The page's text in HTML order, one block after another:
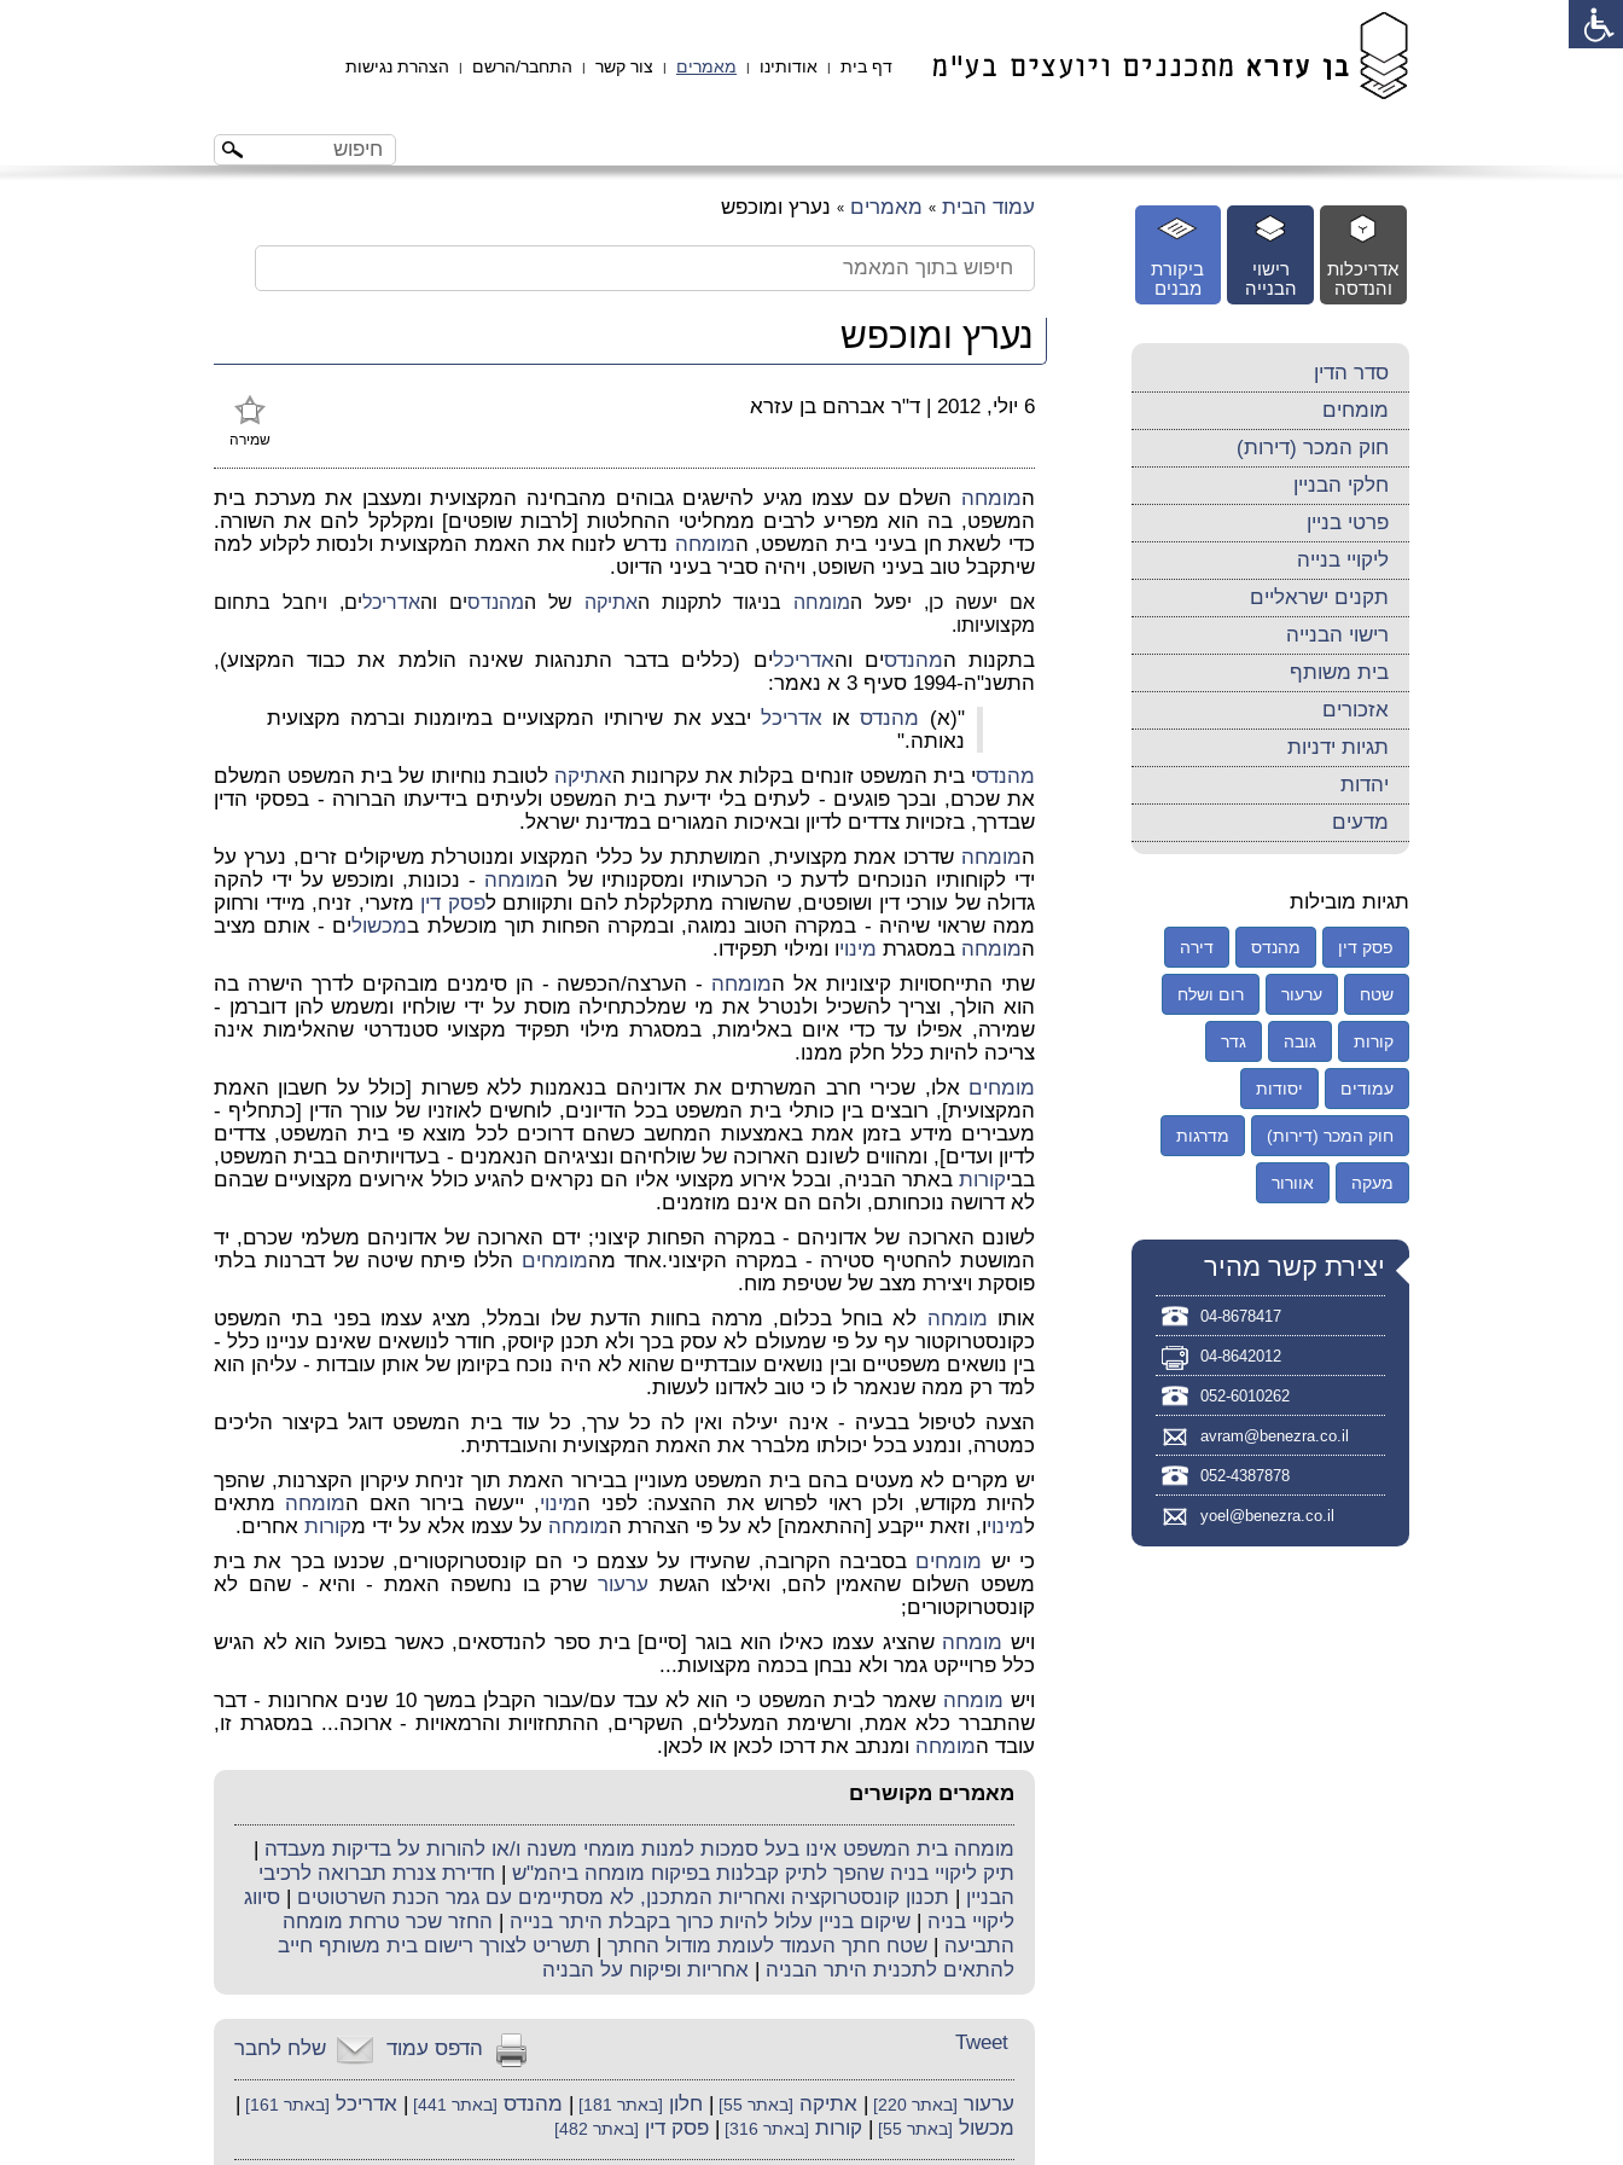
דף בית | אודותינו | מאמרים | צור קשר | התחבר/הרשם | הצהרת נגישות
עמוד הבית » מאמרים » נערץ ומוכפש
נערץ ומוכפש
שמירה
6 יולי, 2012 | ד"ר אברהם בן עזרא
המומחה השלם עם עצמו מגיע להישגים גבוהים מהבחינה המקצועית ומעצבן את מערכת בית
המשפט, בה הוא מפריע לרבים ממחליטי ההחלטות [לרבות שופטים] ומקלקל להם את השורה.
כדי לשאת חן בעיני בית המשפט, המומחה נדרש לזנוח את האמת המקצועית ולנסות לקלוע למה
שיתקבל טוב בעיני השופט, ויהיה סביר בעיני הדיוט.
אם יעשה כן, יפעל המומחה בניגוד לתקנות האתיקה של המהנדסים והאדריכלים, ויחבל בתחום
מקצועיותו.
בתקנות המהנדסים והאדריכלים (כללים בדבר התנהגות שאינה הולמת את כבוד המקצוע),
התשנ"ה-1994 סעיף 3 א נאמר:
"(א) מהנדסאואדריכל יבצע את שירותיו המקצועיים במיומנות וברמה מקצועית
נאותה."
מהנדסי בית המשפט זונחים בקלות את עקרונות האתיקה לטובת נוחיותו של בית המשפט המשלם
את שכרם, ובכך פוגעים - לעתים בלי ידיעת בית המשפט ולעיתים בידיעתו הברורה - בפסקי הדין
שבדרך, בזכויות צדדים לדיון ובאיכות המגורים במדינת ישראל.
המומחה שדרכו אמת מקצועית, המושתתת על כללי המקצוע ומנוטרלת משיקולים זרים, נערץ על
ידי לקוחותיו הנוכחים לדעת כי הכרעותיו ומסקנותיו של המומחה - נכונות, ומוכפש על ידי להקה
גדולה של עורכי דין ושופטים, שהשורה מתקלקלת להם ותקוותם לפסק דין מזערי, זניח, מיידי ורחוק
ממה שראוי שיהיה - במקרה הטוב נמוגה, ובמקרה הפחות תוך מוכשלת במכשולים - אותם מציב
המומחה במסגרת מינויו ומילוי תפקידו.
שתי התייחסויות קיצוניות אל המומחה - הערצה/הכפשה - הן סימנים מובהקים לדרך הישרה בה
הוא הולך, וצריך להשכיל ולנטרל את מי שמלכתחילה מוסת על ידי שולחיו ומשמש להן דוברמן -
שמירה, אפילו עד כדי איום באלימות, במסגרת מילוי תפקיד מקצועי סטנדרטי שהאלימות אינה
צריכה להיות כלל חלק ממנו.
מומחים אלו, שכירי חרב המשרתים את אדוניהם בנאמנות ללא פשרות [כולל על חשבון האמת
המקצועית], רובצים בין כותלי בית המשפט בכל הדיונים, לוחשים לאוזניו של עורך הדין [כתחליף -
מעבירים מידע בזמן אמת באמצעות המחשב כשהם דרוכים לכל מוצא פי בית המשפט, צדדים
לדיון ועדים], ומהווים לשונם הארוכה של שולחיהם ונציגיהם הנאמנים - בעדויותיהם בבית המשפט,
בביקורות באתר הבניה, ובכל אירוע מקצועי אליו הם נקראים להגיע כולל אירועים מקצועיים שבהם
לא דרושה נוכחותם, ולהם הם אינם מוזמנים.
לשונם הארוכה של אדוניהם - במקרה הפחות קיצוני; ידם הארוכה של אדוניהם משלמי שכרם, יד
המושטת להחטיף סטירה - במקרה הקיצוני.אחד מהמומחים הללו פיתח שיטה של דברנות בלתי
פוסקת ויצירת מצב של שטיפת מוח.
אותו מומחה לא בוחל בכלום, מרמה בחוות הדעת שלו ובמלל, מציג עצמו בפני בתי המשפט
כקונסטרוקטור עף על פי שמעולם לא עסק בכך ולא תכנן קיוסק, חודר לנושאים שאינם עניינו כלל -
בין נושאים משפטיים ובין נושאים עובדתיים שהוא לא היה נוכח בקיומן של אותן עובדות - עליהן הוא
למד רק ממה שנאמר לו כי טוב לאדונו לעשות.
הצעה לטיפול בבעיה - אינה יעילה ואין לה כל ערך, כל עוד בית המשפט דוגל בקיצור הליכים
כמטרה, ונמנע בכל יכולתו מלברר את האמת המקצועית והעובדתית.
יש מקרים לא מעטים בהם בית המשפט מעוניין בבירור האמת תוך זניחת עיקרון הקצרנות, שהפך
להיות מקודש, ולכן ראוי לפרוש את ההצעה: לפני המינוי, ייעשה בירור האם המומחה מתאים
למינויו, וזאת ייקבע [ההתאמה] לא על פי הצהרת המומחה על עצמו אלא על ידי מקורות אחרים.
כי יש מומחים בסביבה הקרובה, שהעידו על עצמם כי הם קונסטרוקטורים, שכנעו בכך את בית
משפט השלום שהאמין להם, ואילצו הגשת ערעורשרק בו נחשפה האמת - והיא - שהם לא
קונסטרוקטורים;
ויש מומחה שהציג עצמו כאילו הוא בוגר [סיים] בית ספר להנדסאים, כאשר בפועל הוא לא הגיש
כלל פרוייקט גמר ולא נבחן בכמה מקצועות...
ויש מומחה
שאמר לבית המשפט כי הוא לא עבד עם/עבור הקבלן במשך 10 שנים אחרונות - דבר
שהתברר כלא אמת, ורשימת המעללים, השקרים, ההתחזויות והרמאויות - ארוכה... במסגרת זו,
עובד המומחה ומנתב את דרכו לכאן או לכאן.
מאמרים מקושרים
מומחה בית המשפט אינו בעל סמכות למנות מומחי משנה ו/או להורות על בדיקות מעבדה |
תיק ליקויי בניה שהפך לתיק קבלנות בפיקוח מומחה ביהמ"ש | חדירת צנרת תברואה לרכיבי
הבניין | תכנון קונסטרוקציה ואחריות המתכנן, לא מסתיימים עם גמר הכנת השרטוטים | סיווג
ליקויי בניה | שיקום בניין עלול להיות כרוך בקבלת היתר בנייה | החזר שכר טרחת מומחה
התביעה | שטח חתך העמוד לעומת מודול החתך | תשריט לצורך רישום בית משותף חייב
להתאים לתכנית היתר הבניה | אחריות ופיקוח על הבניה
שלח לחבר הדפס עמוד Tweet
ערעור [באתר 220] | אתיקה [באתר 55] | חלון [באתר 181] | מהנדס [באתר 441] | אדריכל [באתר 161]
|
מכשול [באתר 55] | קורות [באתר 316] | פסק דין [באתר 482]
ביקורת
מבנים
רישוי
הבנייה
אדריכלות
והנדסה
סדר הדין
מומחים
חוק המכר (דירות)
חלקי הבניין
פרטי בניין
ליקויי בנייה
תקנים ישראליים
רישוי הבנייה
בית משותף
אזכורים
תגיות ידניות
יהדות
מדעים
תגיות מובילות
פסק דין מהנדס דירה
שטח ערעור רום ושלח
קורות גובה גדר
עמודים יסודות
חוק המכר (דירות) מדרגות
מעקה אוורור
יצירת קשר מהיר
04-8678417
04-8642012
052-6010262
avram@benezra.co.il
052-4387878
yoel@benezra.co.il